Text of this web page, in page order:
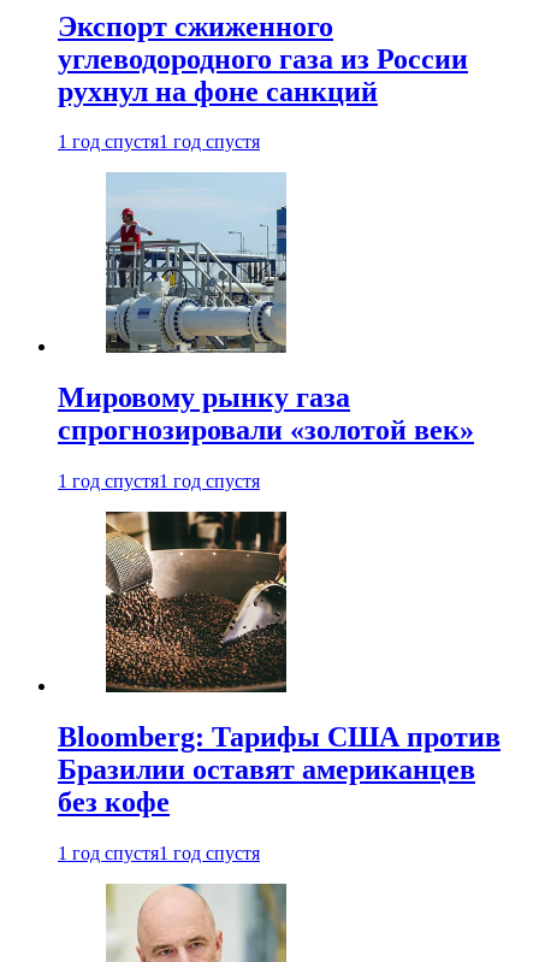
Экспорт сжиженного
углеводородного газа из России
рухнул на фоне санкций
1 год спустя1 год спустя
Мировому рынку газа
спрогнозировали «золотой век»
1 год спустя1 год спустя
Bloomberg: Тарифы США против
Бразилии оставят американцев
без кофе
1 год спустя1 год спустя